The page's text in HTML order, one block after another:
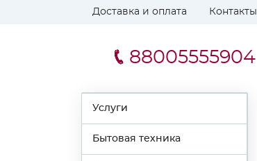
Доставка и оплата Контакты
88005555904
Услуги
Бытовая техника